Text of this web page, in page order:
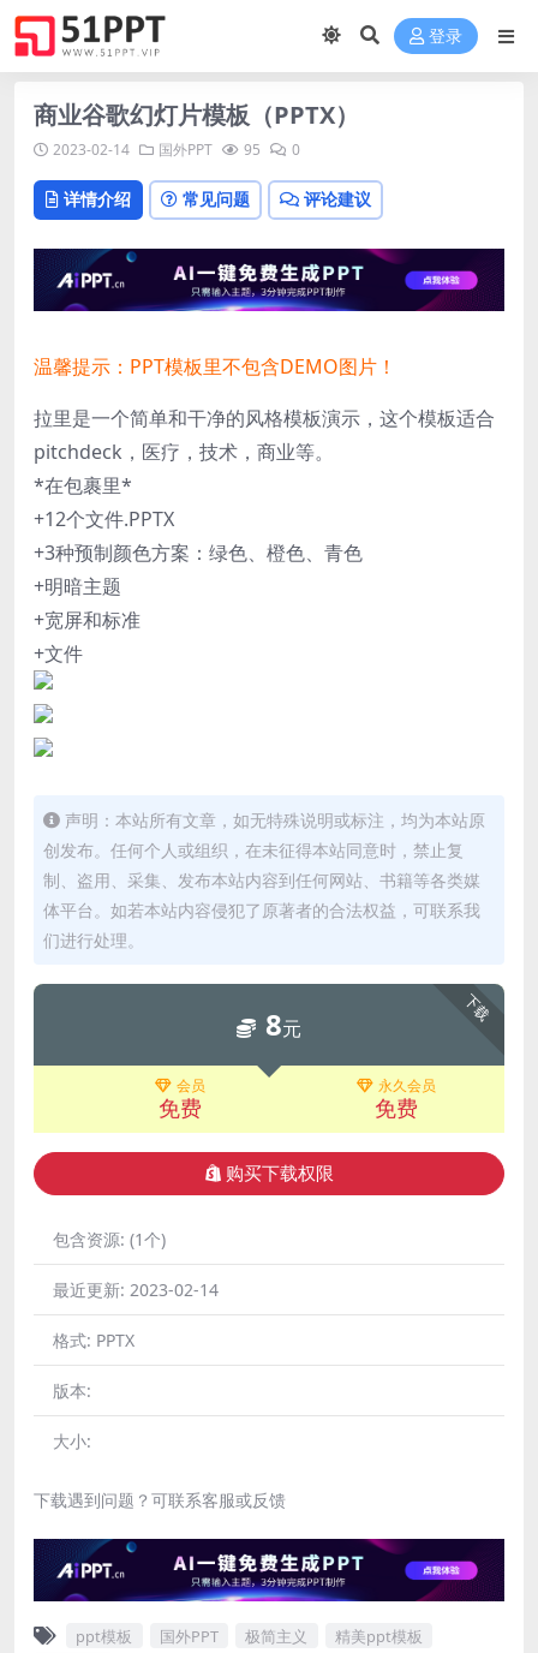
登录
商业谷歌幻灯片模板（PPTX）
2023-02-14 国外PPT 95 0
详情介绍 常见问题 评论建议
温馨提示：PPT模板里不包含DEMO图片！
拉里是一个简单和干净的风格模板演示，这个模板适合
pitchdeck，医疗，技术，商业等。
*在包裹里*
+12个文件.PPTX
+3种预制颜色方案：绿色、橙色、青色
+明暗主题
+宽屏和标准
+文件
声明：本站所有文章，如无特殊说明或标注，均为本站原
创发布。任何个人或组织，在未征得本站同意时，禁止复
制、盗用、采集、发布本站内容到任何网站、书籍等各类媒
体平台。如若本站内容侵犯了原著者的合法权益，可联系我
们进行处理。
下载
8元
会员
免费
永久会员
免费
购买下载权限
包含资源: (1个)
最近更新: 2023-02-14
格式: PPTX
版本:
大小:
下载遇到问题？可联系客服或反馈
ppt模板 国外PPT 极简主义
精美ppt模板